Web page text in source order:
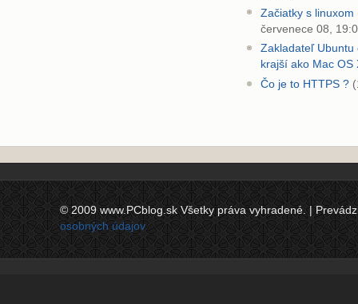
Začiatky s linuxom
červenece 08,
Zakladateľ Ubuntu
krajší ako Mac OS
Čo je to HTTPS ?
© 2009 www.PCblog.sk Všetky práva vyhradené. |
osobných údajov